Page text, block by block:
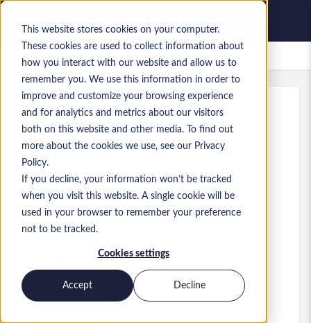
This website stores cookies on your computer.
These cookies are used to collect information about
how you interact with our website and allow us to
remember you. We use this information in order to
improve and customize your browsing experience
and for analytics and metrics about our visitors
both on this website and other media. To find out
more about the cookies we use, see our Privacy
Policy.
If you decline, your information won’t be tracked
when you visit this website. A single cookie will be
used in your browser to remember your preference
not to be tracked.
Cookies settings
Accept Decline
Empleos guardados
Ref. :a0M0Y000008Rajj.1_1779900826
IT Infrastructure Manager-
GBP55k/GBP70k- Tamworth
England
55.000 GBP to 70.000 GBP GBP
Senior
Solicitar